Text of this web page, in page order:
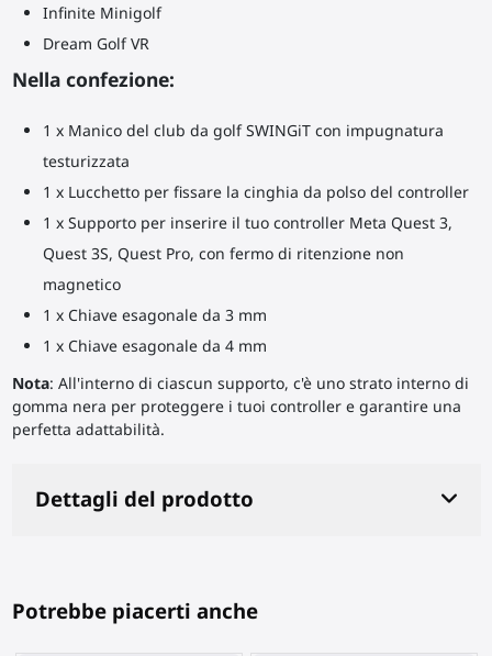
Infinite Minigolf
Dream Golf VR
Nella confezione:
1 x Manico del club da golf SWINGiT con impugnatura
testurizzata
1 x Lucchetto per fissare la cinghia da polso del controller
1 x Supporto per inserire il tuo controller Meta Quest 3,
Quest 3S, Quest Pro, con fermo di ritenzione non
magnetico
1 x Chiave esagonale da 3 mm
1 x Chiave esagonale da 4 mm
Nota: All'interno di ciascun supporto, c'è uno strato interno di
gomma nera per proteggere i tuoi controller e garantire una
perfetta adattabilità.
Dettagli del prodotto
Potrebbe piacerti anche